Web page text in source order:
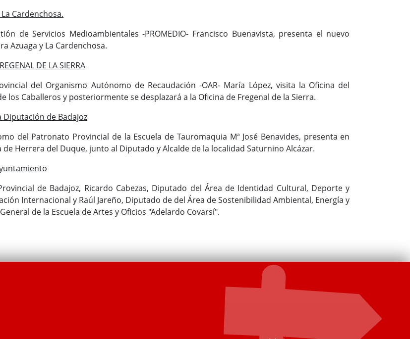
Cardenchosa.
de Servicios Medioambientales -PROMEDIO- Francisco Buenavista, presenta el nuevo
Azuaga y La Cardenchosa.
DE LA SIERRA
del Organismo Autónomo de Recaudación -OAR- María López, visita la Oficina del
los Caballeros y posteriormente se desplazará a la Oficina de Fregenal de la Sierra.
Diputación de Badajoz
del Patronato Provincial de la Escuela de Tauromaquia Mª José Benavides, presenta en
Herrera del Duque, junto al Diputado y Alcalde de la localidad Saturnino Alcázar.
de Badajoz, Ricardo Cabezas, Diputado del Área de Identidad Cultural, Deporte y
Internacional y Raúl Jareño, Diputado de del Área de Sostenibilidad Ambiental, Energía y
de la Escuela de Artes y Oficios "Adelardo Covarsí".